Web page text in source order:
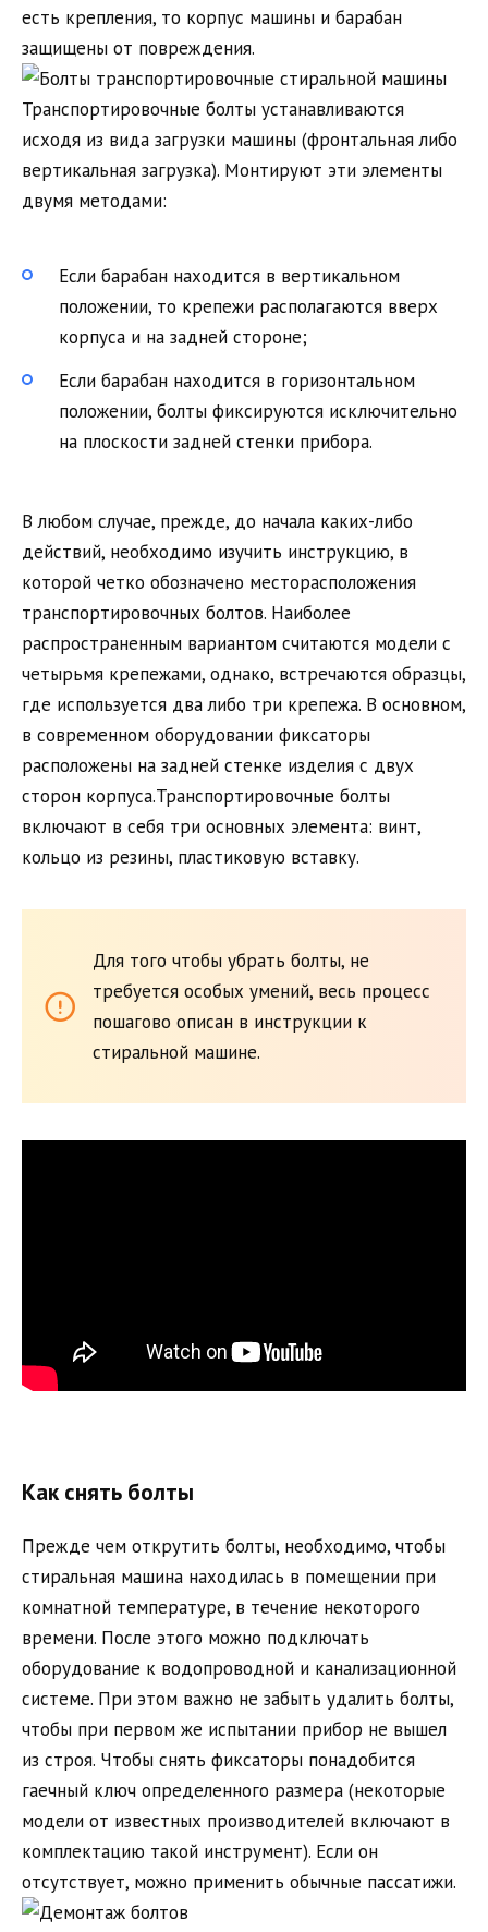
есть крепления, то корпус машины и барабан
защищены от повреждения.
Транспортировочные болты устанавливаются
исходя из вида загрузки машины (фронтальная либо
вертикальная загрузка). Монтируют эти элементы
двумя методами:
Если барабан находится в вертикальном
положении, то крепежи располагаются вверх
корпуса и на задней стороне;
Если барабан находится в горизонтальном
положении, болты фиксируются исключительно
на плоскости задней стенки прибора.
В любом случае, прежде, до начала каких-либо
действий, необходимо изучить инструкцию, в
которой четко обозначено месторасположения
транспортировочных болтов. Наиболее
распространенным вариантом считаются модели с
четырьмя крепежами, однако, встречаются образцы,
где используется два либо три крепежа. В основном,
в современном оборудовании фиксаторы
расположены на задней стенке изделия с двух
сторон корпуса.Транспортировочные болты
включают в себя три основных элемента: винт,
кольцо из резины, пластиковую вставку.
Для того чтобы убрать болты, не
требуется особых умений, весь процесс
пошагово описан в инструкции к
стиральной машине.
Как снять болты
Прежде чем открутить болты, необходимо, чтобы
стиральная машина находилась в помещении при
комнатной температуре, в течение некоторого
времени. После этого можно подключать
оборудование к водопроводной и канализационной
системе. При этом важно не забыть удалить болты,
чтобы при первом же испытании прибор не вышел
из строя. Чтобы снять фиксаторы понадобится
гаечный ключ определенного размера (некоторые
модели от известных производителей включают в
комплектацию такой инструмент). Если он
отсутствует, можно применить обычные пассатижи.